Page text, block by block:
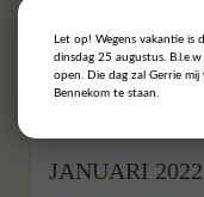
APRIL 2022
MAART 2022
JANUARI 2022
Let op! Wegens vakantie
dinsdag 25 augustus.
open. Die dag zal Gerrie
Bennekom te staan.